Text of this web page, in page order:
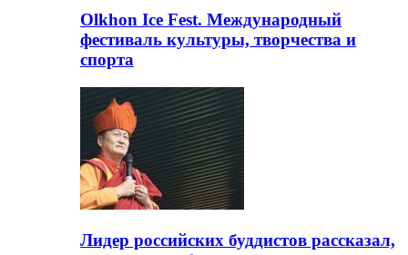
Olkhon Ice Fest. Международный
фестиваль культуры, творчества и
спорта
Лидер российских буддистов рассказал,